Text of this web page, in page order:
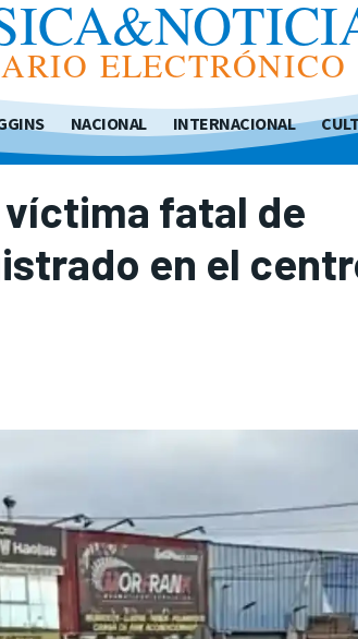
ELECTRÓNICO
NACIONAL INTERNACIONAL
fatal de
en el